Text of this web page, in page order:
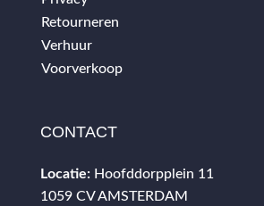
Retourneren
Verhuur
Voorverkoop
CONTACT
Locatie: Hoofddorpplein 11
1059 CV AMSTERDAM